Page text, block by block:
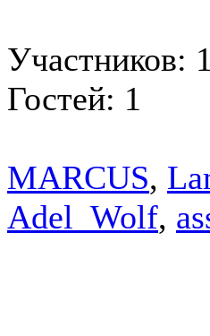
Участников:
Гостей: 1
MARCUS,
Adel_Wolf,